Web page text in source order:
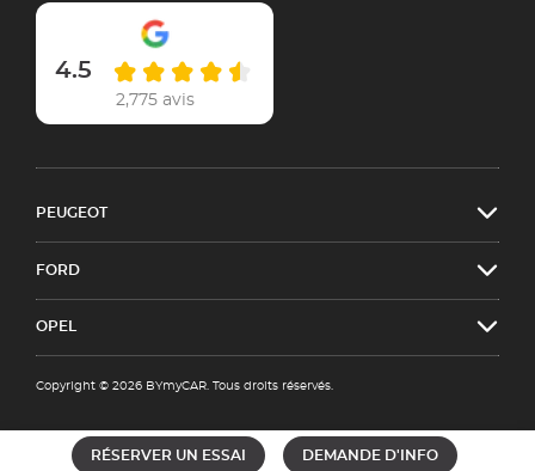
RÉSERVER UN ESSAI DEMANDE D'INFO
4.5
2,775 avis
PEUGEOT
FORD
OPEL
Copyright © 2026 BYmyCAR. Tous droits réservés.